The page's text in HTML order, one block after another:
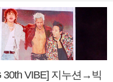
30th VIBE] 지누션→빅